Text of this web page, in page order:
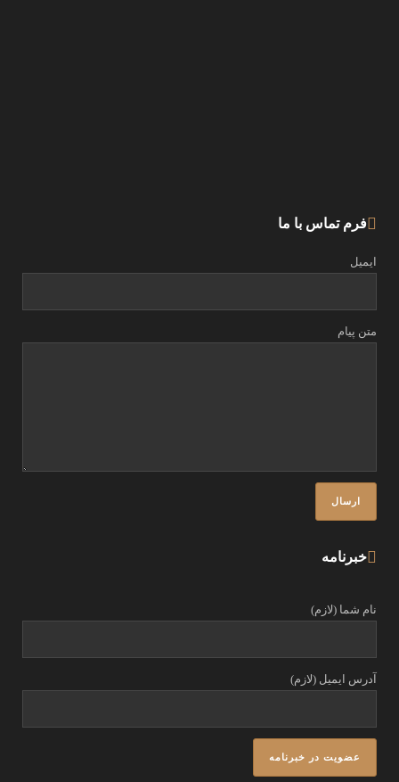
فرم تماس با ما
ایمیل
متن پیام
خبرنامه
نام شما (لازم)
آدرس ایمیل (لازم)